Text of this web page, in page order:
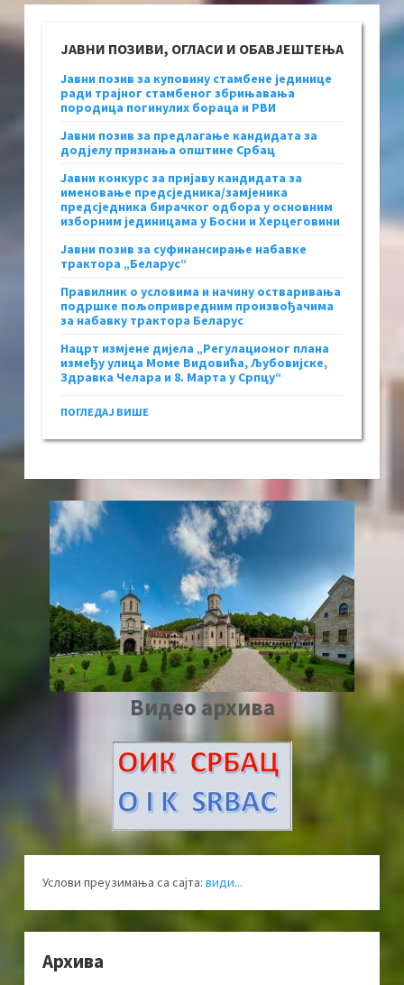
ЈАВНИ ПОЗИВИ, ОГЛАСИ И ОБАВЈЕШТЕЊА
Јавни позив за куповину стамбене јединице
ради трајног стамбеног збрињавања
породица погинулих бораца и РВИ
Јавни позив за предлагање кандидата за
додјелу признања општине Србац
Јавни конкурс за пријаву кандидата за
именовање предсједника/замјеника
предсједника бирачког одбора у основним
изборним јединицама у Босни и Херцеговини
Јавни позив за суфинансирање набавке
трактора „Беларус“
Правилник о условима и начину остваривања
подршке пољопривредним произвођачима
за набавку трактора Беларус
Нацрт измјене дијела „Регулационог плана
између улица Моме Видовића, Љубовијске,
Здравка Челара и 8. Марта у Српцу“
ПОГЛЕДАЈ ВИШЕ
Видео архива
Услови преузимања са сајта: види...
Архива